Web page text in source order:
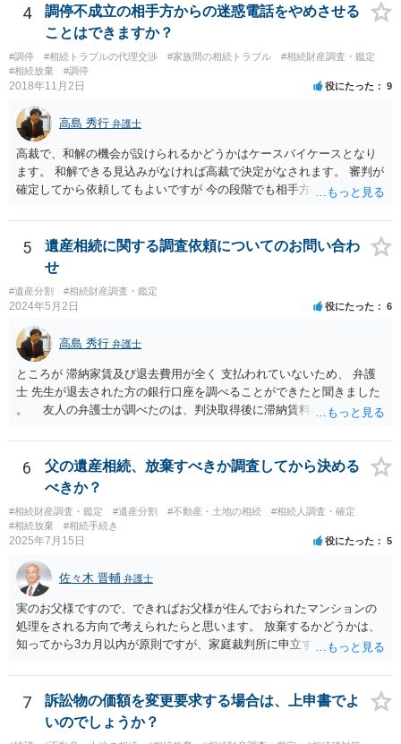
行等に照会をかけることになるでしょう。 不動産は、相続登記が済ん
でいなければ市役所ないし区役所に、お子様と義父様のつながりがわ
かる戸籍一式を揃えてもちこみ、「名寄せ」という手続きをすると、
分かると思います。遺産分割協議書の偽造等により既に相続登記され
てしまっている場合は、住所などに当たりをつけて登記名義を調べて
すが、現代では、各々が自由に価格設定をしていますので、特に相場
はお示しできません。ただし、かつて日本弁護士連合会が設けていた
報酬基準を踏まえて価格設定している弁護士は一定数いると思います
ので、それが一応の目安となるでしょう。
4
調停不成立の相手方からの迷惑電話をやめさせる
ことはできますか？
#調停 #相続トラブルの代理交渉 #家族間の相続トラブル
#相続財産調査・鑑定
#相続放棄
#調停
2018年11月2日 役にたった 9
高島 秀行 弁護士
高裁で、和解の機会が設けられるかどうかはケースバイケースとなり
ます。 和解できる見込みがなければ高裁で決定がなされます。 審判が
確定してから依頼してもよいですが 今の段階でも相手方の連絡が迷惑
5
遺産相続に関する調査依頼についてのお問い合わ
せ
#遺産分割 #相続財産調査・鑑定
2024年5月2日 役にたった 6
高島 秀行 弁護士
ところが 滞納家賃及び退去費用が全く 支払われていないため、 弁護
士 先生が退去された方の銀行口座を調べることができたと聞きました
。 友人の弁護士が調べたのは、判決取得後に滞納賃料回収のため
預金の入出金履歴を調べたわけではありません。 残念ながら、事案
や目的も異なりますし、開示の内容も異なります。
6
父の遺産相続、放棄すべきか調査してから決める
べきか？
#相続財産調査・鑑定 #遺産分割 #不動産・土地の相続
#相続人調査・確定
#相続放棄
#相続手続き
2025年7月15日 役にたった 5
佐々木 晋輔 弁護士
実のお父様ですので、できればお父様が住んでおられたマンションの
処理をされる方向で考えられたらと思います。 放棄するかどうかは、
知ってから3カ月以内が原則ですが、家庭裁判所に申立すれば3カ月の
放棄するかどうか決めることができます。 銀行やサラ金が数年も放置
することはありませんので、数年後に借金が発見される可能性はほぼ
ありません。 なお、私が扱った相続放棄を検討していた案件で、期間
伸長して調査したところ、サラ金に対する過払金など相当な財産が見
7
訴訟物の価額を変更要求する場合は、上申書でよ
いのでしょうか？